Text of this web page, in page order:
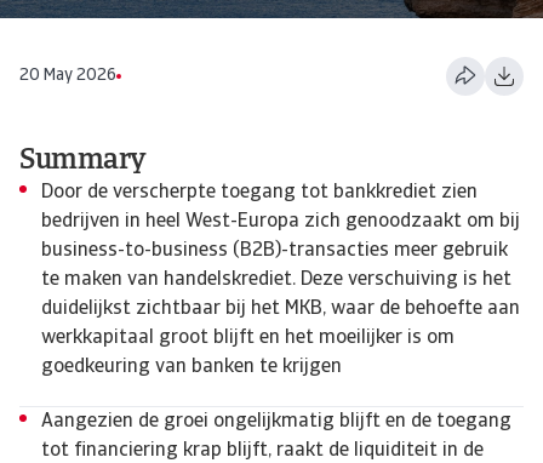
20 May 2026
Summary
Door de verscherpte toegang tot bankkrediet zien
bedrijven in heel West-Europa zich genoodzaakt om bij
business-to-business (B2B)-transacties meer gebruik
te maken van handelskrediet. Deze verschuiving is het
duidelijkst zichtbaar bij het MKB, waar de behoefte aan
werkkapitaal groot blijft en het moeilijker is om
goedkeuring van banken te krijgen
Aangezien de groei ongelijkmatig blijft en de toegang
tot financiering krap blijft, raakt de liquiditeit in de